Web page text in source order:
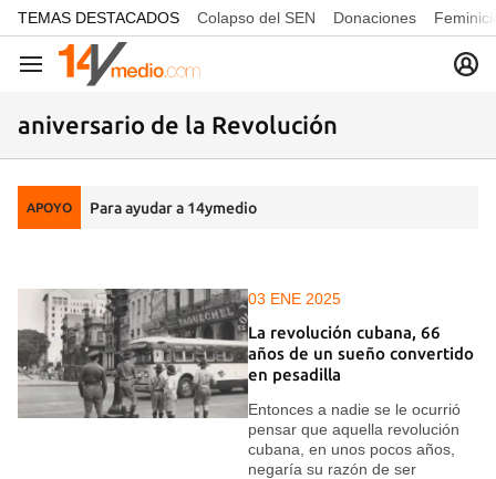
common.go-to-content
TEMAS DESTACADOS Colapso del SEN Donaciones
Navegación
aniversario de la Revolución
APOYO Para ayudar a 14ymedio
03 ENE 2025
La revolución cubana, 66
años de un sueño convertido
en pesadilla
Entonces a nadie se le ocurrió
pensar que aquella revolución
cubana, en unos pocos años,
negaría su razón de ser